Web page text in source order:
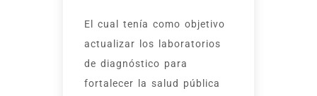
El cual tenía como objetivo
actualizar los laboratorios
de diagnóstico para
fortalecer la salud pública